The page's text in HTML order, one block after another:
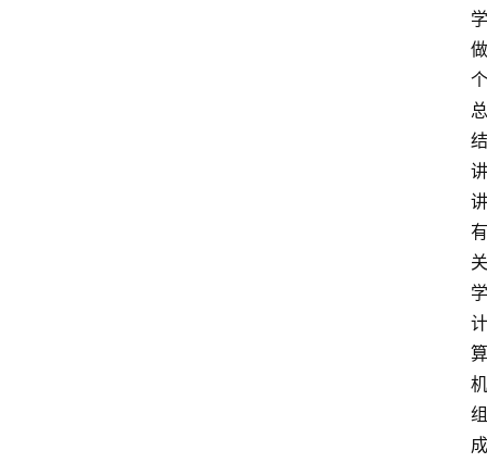
学
做
个
总
结
讲
讲
有
关
学
计
算
机
组
成